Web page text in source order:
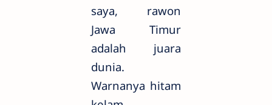
saya, rawon
Jawa Timur
adalah juara
dunia.
Warnanya hitam